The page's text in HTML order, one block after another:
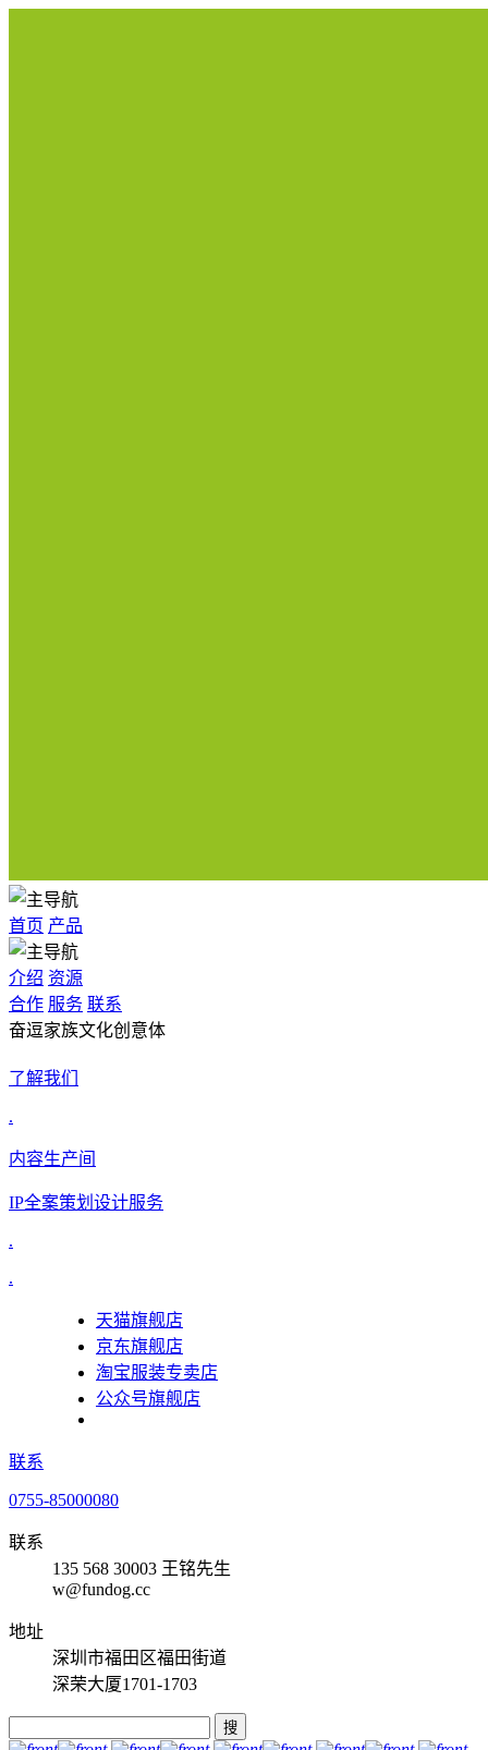
首页 产品
介绍 资源
合作 服务 联系
奋逗家族文化创意体
了解我们
.
内容生产间
IP全案策划设计服务
.
.
天猫旗舰店
京东旗舰店
淘宝服装专卖店
公众号旗舰店
联系
0755-85000080
联系
135 568 30003 王铭先生
w@fundog.cc
地址
深圳市福田区福田街道
深荣大厦1701-1703
搜